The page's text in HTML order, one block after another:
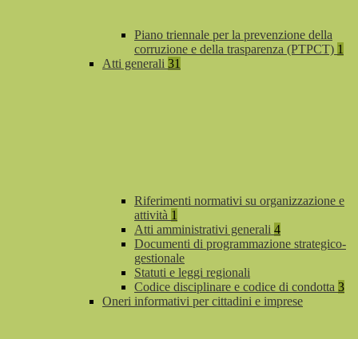
Piano triennale per la prevenzione della
corruzione e della trasparenza (PTPCT) 1
Atti generali 31
Riferimenti normativi su organizzazione e
attività 1
Atti amministrativi generali 4
Documenti di programmazione strategico-
gestionale
Statuti e leggi regionali
Codice disciplinare e codice di condotta 3
Oneri informativi per cittadini e imprese